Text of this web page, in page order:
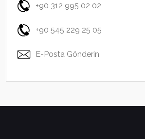
+90 312 995 02 02
+90 545 229 25 05
E-Posta Gönderin